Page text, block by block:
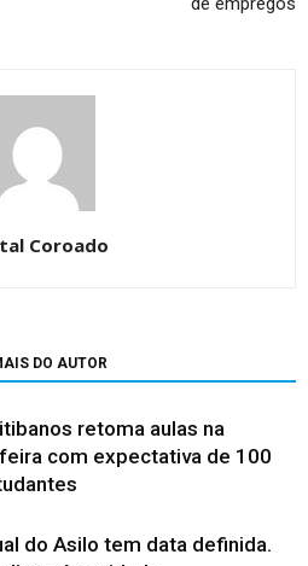
Coroado
DO AUTOR
retoma aulas na
com expectativa de 100
do Asilo tem data definida.